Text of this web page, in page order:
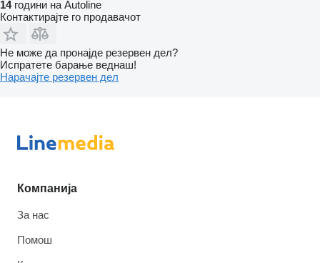
14години на Autoline
Контактирајте го продавачот
Не може да пронајде резервен дел?
Испратете барање веднаш!
Нарачајте резервен дел
Компанија
За нас
Помош